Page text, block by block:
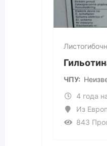
Листогибочное
Гильотина
Неизвестно
4 года назад
Из Европы
843 Просмотров